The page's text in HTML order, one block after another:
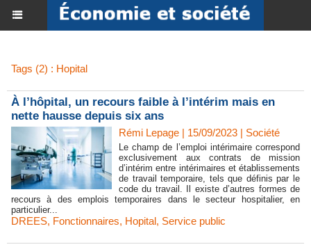
Tags (2) : Hopital
À l’hôpital, un recours faible à l’intérim mais en
nette hausse depuis six ans
Rémi Lepage | 15/09/2023 | Société
Le champ de l’emploi intérimaire correspond
exclusivement aux contrats de mission
d’intérim entre intérimaires et établissements
de travail temporaire, tels que définis par le
code du travail. Il existe d’autres formes de
recours à des emplois temporaires dans le secteur hospitalier, en
particulier...
DREES, Fonctionnaires, Hopital, Service public